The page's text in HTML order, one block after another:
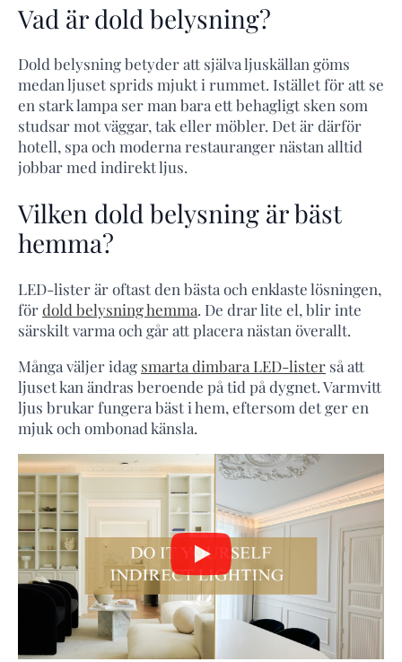
Vad är dold belysning?
Dold belysning betyder att själva ljuskällan göms
medan ljuset sprids mjukt i rummet. Istället för att se
en stark lampa ser man bara ett behagligt sken som
studsar mot väggar, tak eller möbler. Det är därför
hotell, spa och moderna restauranger nästan alltid
jobbar med indirekt ljus.
Vilken dold belysning är bäst
hemma?
LED-lister är oftast den bästa och enklaste lösningen,
fördold belysning hemma. De drar lite el, blir inte
särskilt varma och går att placera nästan överallt.
Många väljer idag smarta dimbara LED-lister så att
ljuset kan ändras beroende på tid på dygnet. Varmvitt
ljus brukar fungera bäst i hem, eftersom det ger en
mjuk och ombonad känsla.